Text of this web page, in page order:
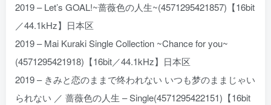
2019 – Let’s GOAL!~蔷薇色の人生~(4571295421857)【16bit
／44.1kHz】日本区
2019 – Mai Kuraki Single Collection ~Chance for you~
(4571295421918)【16bit／44.1kHz】日本区
2019 – きみと恋のままで终われない いつも梦のままじゃい
られない ／ 蔷薇色の人生 – Single(4571295422151)【16bit